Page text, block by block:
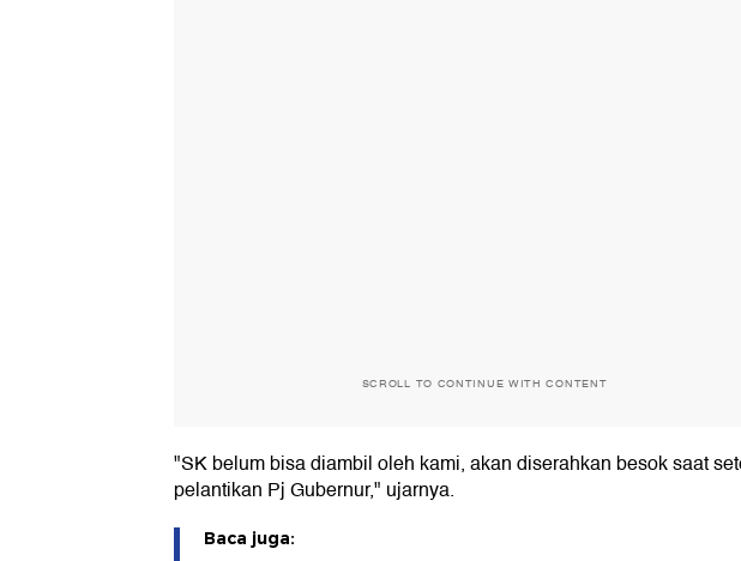
SCROLL TO CONTINUE WITH CONTENT
"SK belum bisa diambil oleh kami, akan diserahkan besok saat
pelantikan Pj Gubernur," ujarnya.
Baca juga: